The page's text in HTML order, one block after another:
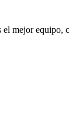
mejor